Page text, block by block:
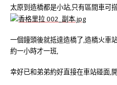
太原到造橋都是小站,只有區間車可
一個鐘頭後就抵達造橋了,造橋火車
約一小時才一班,
幸好已和弟弟約好直接在車站碰面,